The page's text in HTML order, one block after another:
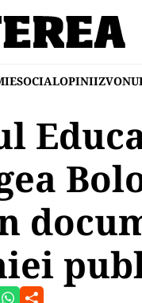
SOCIALOPINII